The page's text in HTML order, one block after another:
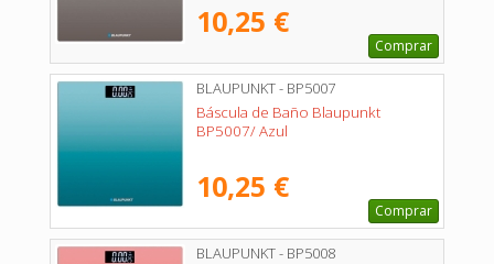
10,25 €
Comprar
BLAUPUNKT - BP5007
Báscula de Baño Blaupunkt
BP5007/ Azul
10,25 €
Comprar
BLAUPUNKT - BP5008